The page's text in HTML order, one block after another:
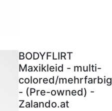
BODYFLIRT
Maxikleid - multi-
colored/mehrfarbig
- (Pre-owned) -
Zalando.at